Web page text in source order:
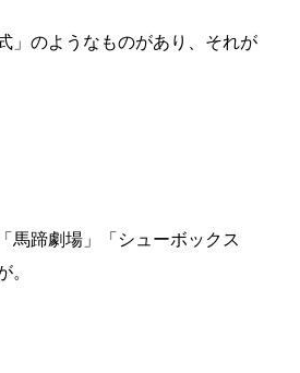
」のようなものがあり、それが
馬蹄劇場」「シューボックス
。